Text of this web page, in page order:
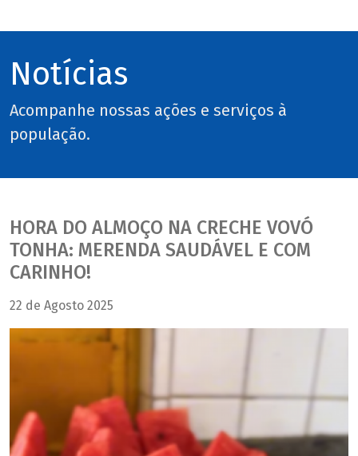
Notícias
Acompanhe nossas ações e serviços à
população.
HORA DO ALMOÇO NA CRECHE VOVÓ
TONHA: MERENDA SAUDÁVEL E COM
CARINHO!
22 de Agosto 2025